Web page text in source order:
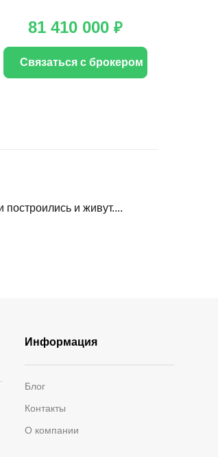
и живут....
81 410 000 ₽
Связаться с брокером
Информация
Блог
Контакты
О компании